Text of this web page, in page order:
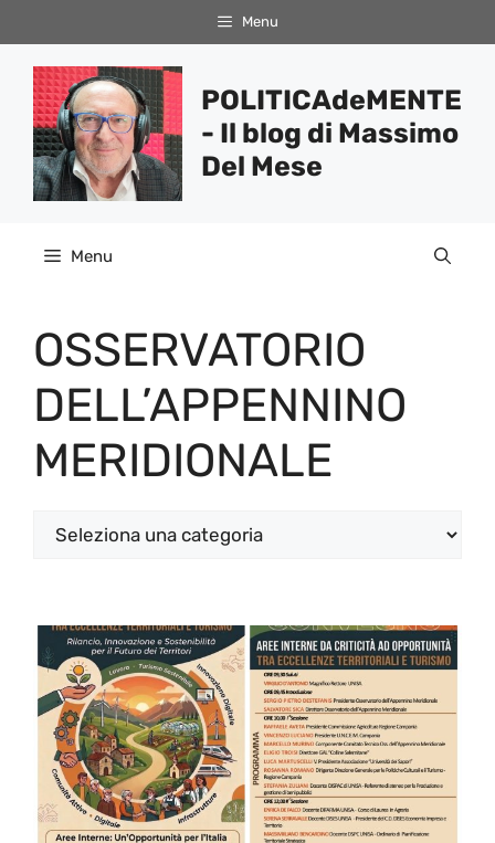
al
contenuto
Menu
POLITICAdeMENTE
- Il blog di Massimo
Del Mese
Menu
OSSERVATORIO
DELL’APPENNINO
MERIDIONALE
Categorie